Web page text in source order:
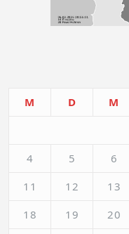
M D M
4
5 6
11
12 13
18
19 20